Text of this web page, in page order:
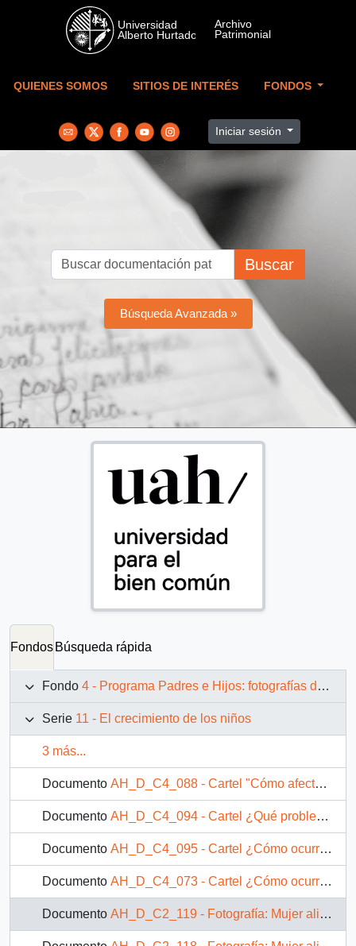
Skip to main content
QUIENES SOMOS SITIOS DE INTERÉS FONDOS
Iniciar sesión
Buscar
Búsqueda Avanzada »
Fondos Búsqueda rápida
Fondo 4 - Programa Padres e Hijos: fotografías de Juan Maino
Serie 11 - El crecimiento de los niños
3 más...
Documento AH_D_C4_088 - Cartel "Cómo afecta al niño"
Documento AH_D_C4_094 - Cartel ¿Qué problemas produce?
Documento AH_D_C4_095 - Cartel ¿Cómo ocurre el crecimiento?
Documento AH_D_C4_073 - Cartel ¿Cómo ocurre el crecimiento?
Documento AH_D_C2_119 - Fotografía: Mujer alimentando a un infante